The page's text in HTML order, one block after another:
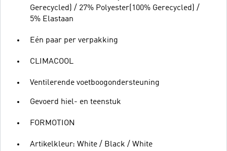
Gerecycled) / 27% Polyester(100% Gerecycled) /
5% Elastaan
Eén paar per verpakking
CLIMACOOL
Ventilerende voetboogondersteuning
Gevoerd hiel- en teenstuk
FORMOTION
Artikelkleur: White / Black / White